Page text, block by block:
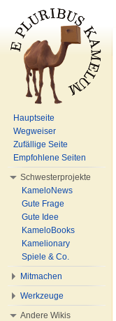
Hauptseite
Wegweiser
Zufällige Seite
Empfohlene Seiten
Schwesterprojekte
KameloNews
Gute Frage
Gute Idee
KameloBooks
Kamelionary
Spiele & Co.
Mitmachen
Werkzeuge
Andere Wikis